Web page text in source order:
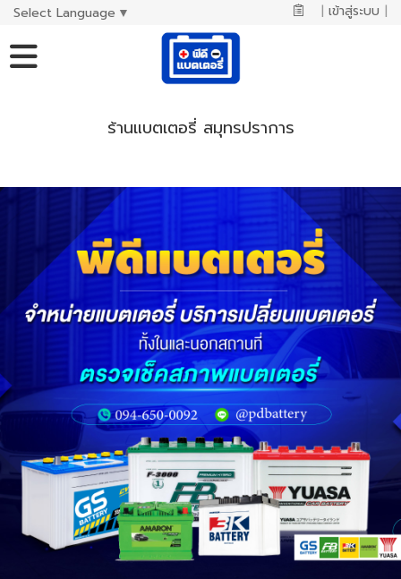
Select Language ▼ | เข้าสู่ระบบ |
ร้านแบตเตอรี่ สมุทรปราการ